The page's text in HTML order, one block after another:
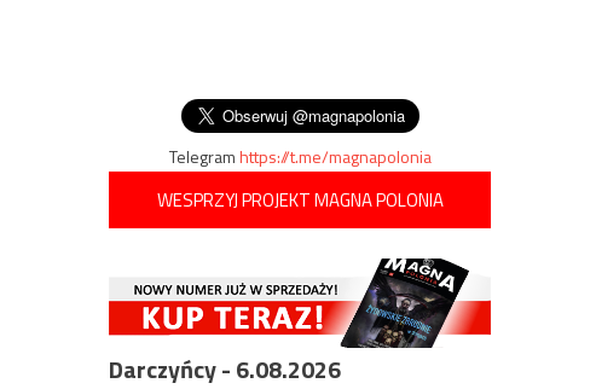
Telegramhttps://t.me/magnapolonia
WESPRZYJ PROJEKT MAGNA POLONIA
Darczyńcy - 6.08.2026